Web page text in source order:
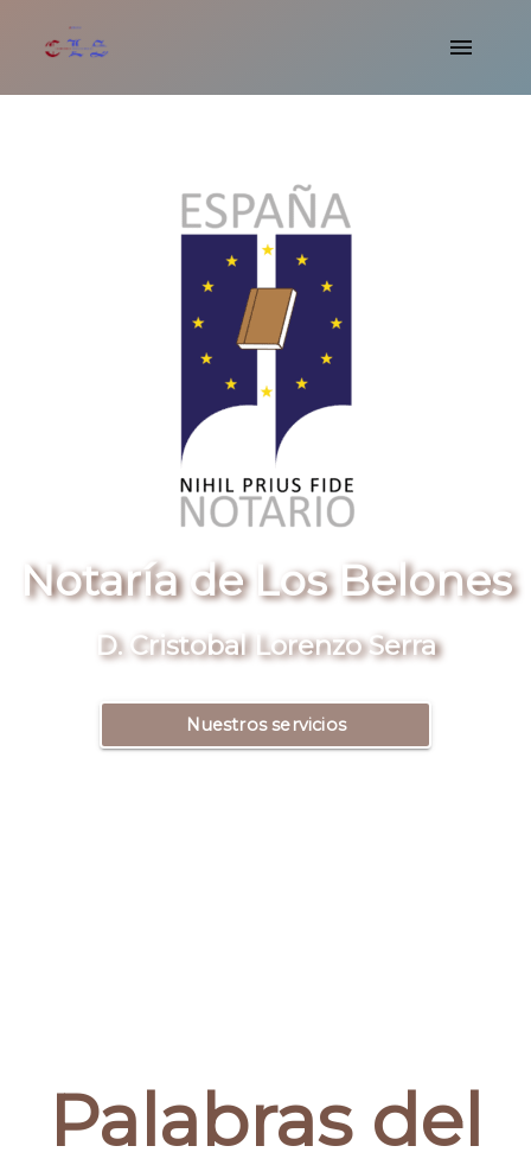
Notaría de Los Belones
D. Cristobal Lorenzo Serra
Nuestros servicios
Palabras del